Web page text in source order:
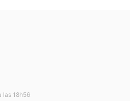
las 18h56